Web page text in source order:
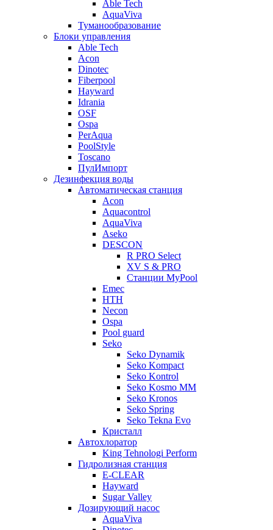
Able Tech
AquaViva
Туманообразование
Блоки управления
Able Tech
Acon
Dinotec
Fiberpool
Hayward
Idrania
OSF
Ospa
PerAqua
PoolStyle
Toscano
ПулИмпорт
Дезинфекция воды
Автоматическая станция
Acon
Aquacontrol
AquaViva
Aseko
DESCON
R PRO Select
XV S & PRO
Станции MyPool
Emec
HTH
Necon
Ospa
Pool guard
Seko
Seko Dynamik
Seko Kompact
Seko Kontrol
Seko Kosmo MM
Seko Kronos
Seko Spring
Seko Tekna Evo
Кристалл
Автохлоратор
King Tehnologi Perform
Гидролизная станция
E-CLEAR
Hayward
Sugar Valley
Дозирующий насос
AquaViva